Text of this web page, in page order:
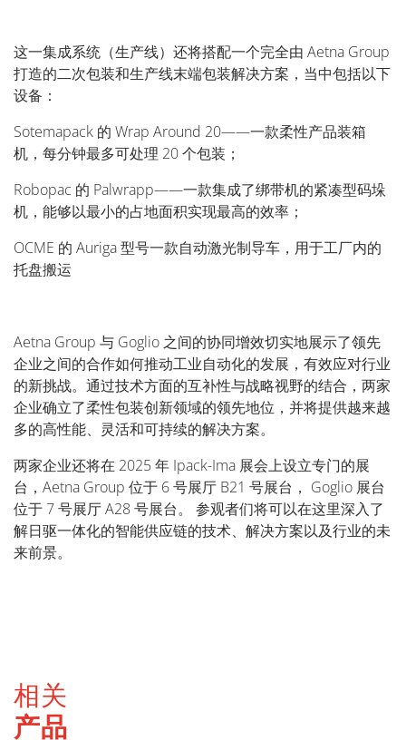
这一集成系统（生产线）还将搭配一个完全由 Aetna Group
打造的二次包装和生产线末端包装解决方案，当中包括以下
设备：
Sotemapack 的 Wrap Around 20——一款柔性产品装箱
机，每分钟最多可处理 20 个包装；
Robopac 的 Palwrapp——一款集成了绑带机的紧凑型码垛
机，能够以最小的占地面积实现最高的效率；
OCME 的 Auriga 型号一款自动激光制导车，用于工厂内的
托盘搬运
Aetna Group 与 Goglio 之间的协同增效切实地展示了领先
企业之间的合作如何推动工业自动化的发展，有效应对行业
的新挑战。通过技术方面的互补性与战略视野的结合，两家
企业确立了柔性包装创新领域的领先地位，并将提供越来越
多的高性能、灵活和可持续的解决方案。
两家企业还将在 2025 年 Ipack-Ima 展会上设立专门的展
台，Aetna Group 位于 6 号展厅 B21 号展台， Goglio 展台
位于 7 号展厅 A28 号展台。 参观者们将可以在这里深入了
解日驱一体化的智能供应链的技术、解决方案以及行业的未
来前景。
相关
产品